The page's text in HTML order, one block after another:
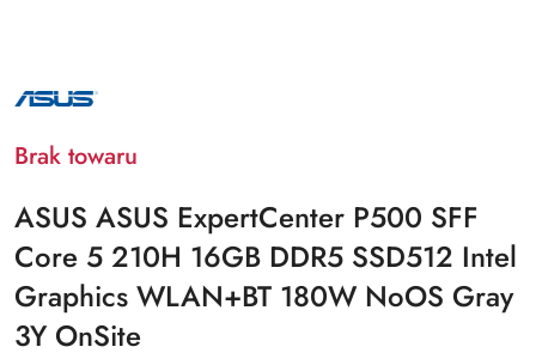
NAZWA
PRODUCENTA:
Brak towaru
ASUS ASUS ExpertCenter P500 SFF
Core 5 210H 16GB DDR5 SSD512 Intel
Graphics WLAN+BT 180W NoOS Gray
3Y OnSite